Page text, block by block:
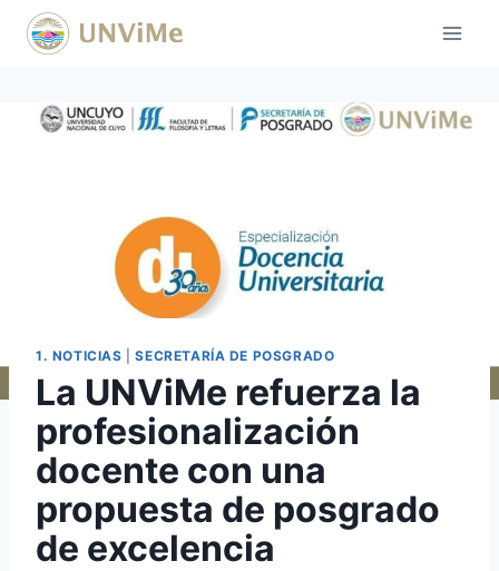
Saltar
1. NOTICIAS |SECRETARÍA DE POSGRADO
La UNViMe refuerza la
profesionalización
docente con una
propuesta de posgrado
de excelencia